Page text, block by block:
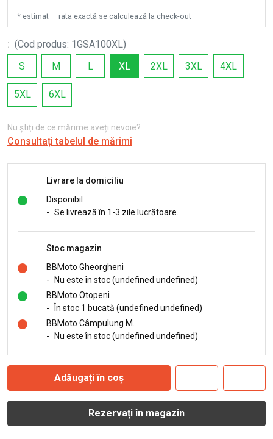
* estimat — rata exactă se calculează la check-out
: (Cod produs: 1GSA100XL)
S
M L XL 2XL 3XL 4XL
5XL 6XL
Nu știți de ce mărime aveți nevoie?
Consultați tabelul de mărimi
Livrare la domiciliu
Disponibil
- Se livrează în 1-3 zile lucrătoare.
Stoc magazin
BBMoto Gheorgheni
-
Nu este în stoc (undefined undefined)
BBMoto Otopeni
-
În stoc 1 bucată (undefined undefined)
BBMoto Câmpulung M.
-
Nu este în stoc (undefined undefined)
Adăugați în coș
Rezervați în magazin